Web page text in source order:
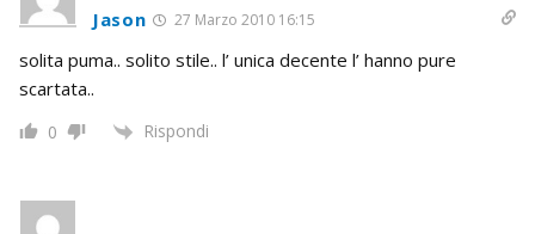
Jason 27 Marzo 2010 16:15
solita puma.. solito stile.. l’ unica decente l’ hanno pure
scartata..
0 Rispondi